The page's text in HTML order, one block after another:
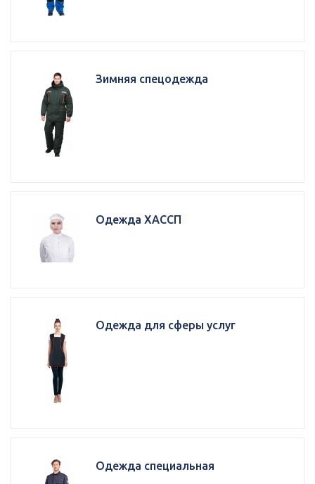
Зимняя спецодежда
Одежда ХАССП
Одежда для сферы услуг
Одежда специальная